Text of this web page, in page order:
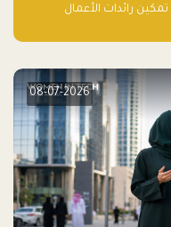
رائدات الأعمال
08-07-2026